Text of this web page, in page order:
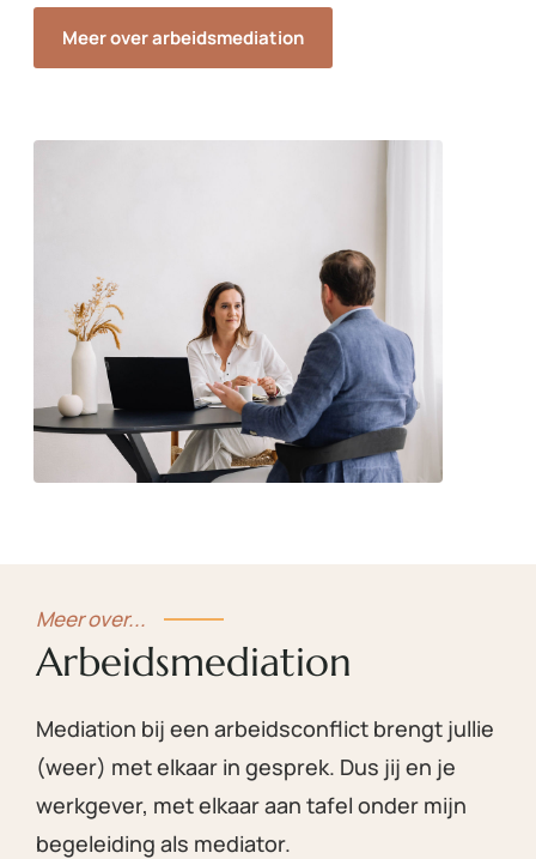
Meer over arbeidsmediation
Meer over...
Arbeidsmediation
Mediation bij een arbeidsconflict brengt jullie
(weer) met elkaar in gesprek. Dus jij en je
werkgever, met elkaar aan tafel onder mijn
begeleiding als mediator.